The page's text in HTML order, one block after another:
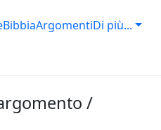
BibbiaArgomentiDi più...
/